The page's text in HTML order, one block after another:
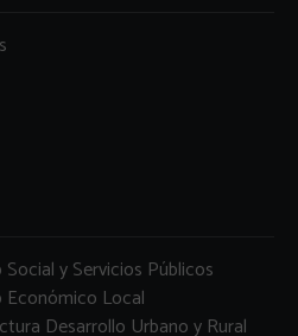
y Servicios Públicos
Económico Local
Desarrollo Urbano y Rural